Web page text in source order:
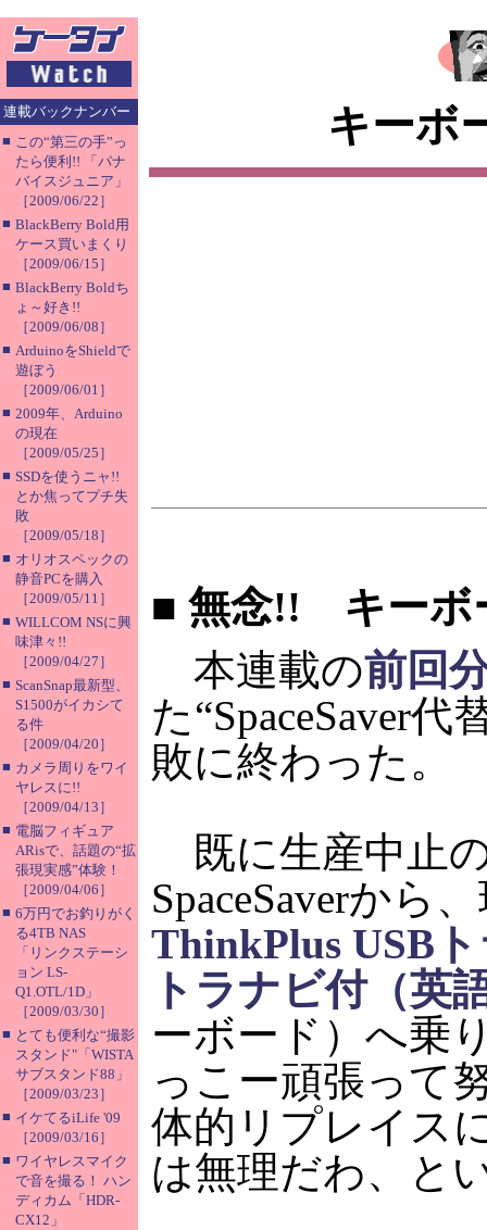
連載バックナンバー
■ この“第三の手”っ
たら便利!! 「パナ
バイスジュニア」
［2009/06/22］
■ BlackBerry Bold用
ケース買いまくり
［2009/06/15］
■ BlackBerry Boldち
ょ～好き!!
［2009/06/08］
■ ArduinoをShieldで
遊ぼう
［2009/06/01］
■ 2009年、Arduino
の現在
［2009/05/25］
■ SSDを使うニャ!!
とか焦ってプチ失
敗
［2009/05/18］
■ オリオスペックの
静音PCを購入
［2009/05/11］
■ WILLCOM NSに興
味津々!!
［2009/04/27］
■ ScanSnap最新型、
S1500がイカシて
る件
［2009/04/20］
■ カメラ周りをワイ
ヤレスに!!
［2009/04/13］
■ 電脳フィギュア
ARisで、話題の“拡
張現実感”体験！
［2009/04/06］
■ 6万円でお釣りがく
る4TB NAS
「リンクステーシ
ョン LS-
Q1.OTL/1D」
［2009/03/30］
■ とても便利な“撮影
スタンド"「WISTA
サブスタンド88」
［2009/03/23］
■ イケてるiLife '09
［2009/03/16］
■ ワイヤレスマイク
で音を撮る！ ハン
ディカム「HDR-
CX12」
キーボ
■ 無念!! キーボ
本連載の前回
た“SpaceSaver
敗に終わった。
既に生産中止
SpaceSaverから
ThinkPlus USB
トラナビ付（英
ーボード）へ乗
っこー頑張って
体的リプレイス
は無理だわ、と